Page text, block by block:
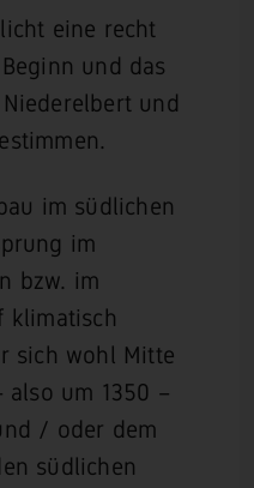
eine recht
und das
und
im südlichen
im
bzw. im
klimatisch
sich wohl Mitte
also um 1350 –
/ oder dem
südlichen